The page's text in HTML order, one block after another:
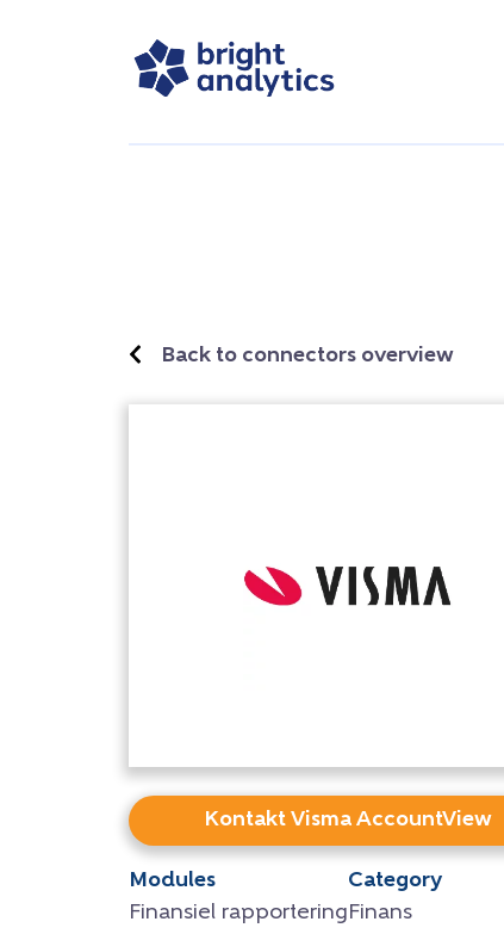
Back to connectors overview
Kontakt Visma AccountView
Modules
Finansiel rapportering
Category
Finans